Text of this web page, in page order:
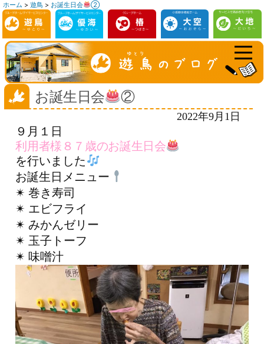
コ
ン
テ
ン
ツ
へ
ス
ホーム > 遊鳥 > お誕生日会 ②
お誕生日会 ②
2022年9月1日
９月１日
利用者様８７歳のお誕生日会
を行いました
お誕生日メニュー
✴︎ 巻き寿司
✴︎ エビフライ
✴︎ みかんゼリー
✴︎ 玉子トーフ
✴︎ 味噌汁